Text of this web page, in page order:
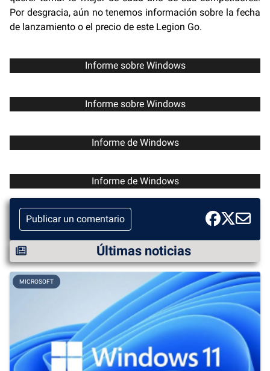
Por desgracia, aún no tenemos información sobre la fecha
de lanzamiento o el precio de este Legion Go.
Informe sobre Windows
Informe sobre Windows
Informe de Windows
Informe de Windows
Publicar un comentario
Últimas noticias
MICROSOFT